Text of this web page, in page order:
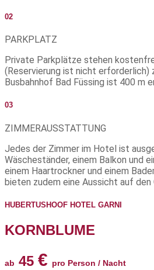
02
PARKPLATZ
Private Parkplätze stehen
(Reservierung ist nicht erforderlich)
Busbahnhof Bad Füssing ist 400 m
03
ZIMMERAUSSTATTUNG
Jedes der Zimmer im Hotel ist
Wäscheständer, einem Balkon und
einem Haartrockner und einem
bieten zudem eine Aussicht auf den
HUBERTUSHOOF HOTEL GARNI
KORNBLUME
ab 45 € pro Person / Nacht